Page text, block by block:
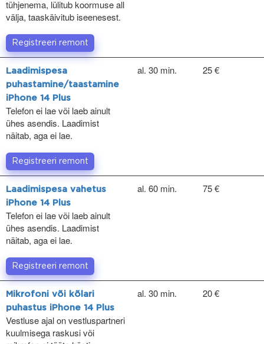
tühjenema, lülitub koormuse all
välja, taaskäivitub iseenesest.
Registreeri remont
Laadimispesa
puhastamine/taastamine
iPhone 14 Plus
Telefon ei lae või laeb ainult
ühes asendis. Laadimist
näitab, aga ei lae.
al. 30 min. 25 €
Registreeri remont
Laadimispesa vahetus
iPhone 14 Plus
Telefon ei lae või laeb ainult
ühes asendis. Laadimist
näitab, aga ei lae.
al. 60 min. 75 €
Registreeri remont
Mikrofoni või kõlari
puhastus iPhone 14 Plus
Vestluse ajal on vestluspartneri
kuulmisega raskusi või
al. 30 min. 20 €